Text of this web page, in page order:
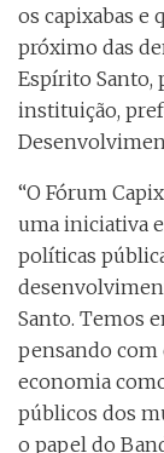
os capixabas e
próximo das
Espírito Santo,
instituição,
“O Fórum
uma iniciativa
políticas
Santo. Temos
pensando com
economia
públicos dos
o papel do